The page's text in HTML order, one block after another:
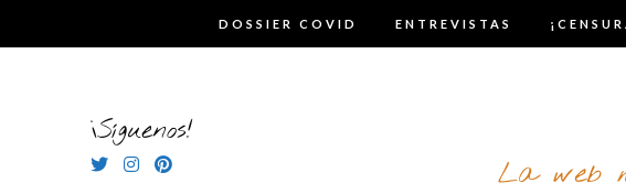
DOSSIER COVID ENTREVISTAS
¡Síguenos!
La web